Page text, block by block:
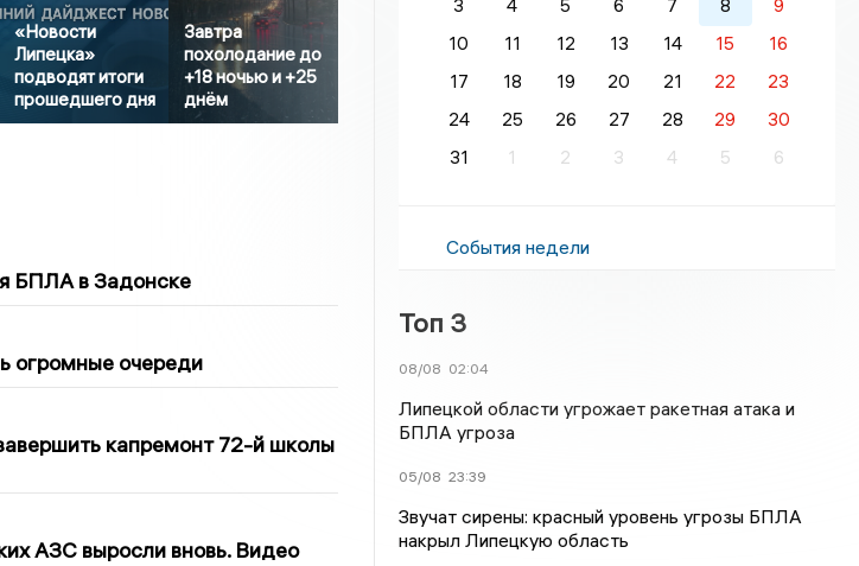
«Новости
Липецка»
подводят итоги
прошедшего дня
Завтра
похолодание до
+18 ночью и +25
днём
БПЛА в Задонске
огромные очереди
капремонт 72-й школы
АЗС выросли вновь. Видео
3
4 5 6 7 8
9
10
11 12 13 14 15
16
17
18 19 20 21 22
23
24
25 26 27 28 29
30
31
1 2 3 4 5 6
События недели
Топ 3
08/08 02:04
Липецкой области угрожает ракетная атака и
БПЛА угроза
05/08 23:39
Звучат сирены: красный уровень угрозы БПЛА
накрыл Липецкую область